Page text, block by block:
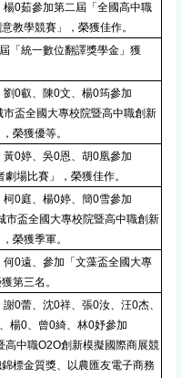
0茹參加第二屆「全國高中職
教學競賽」，榮獲佳作。
「統一數位翻譯獎學金」獲
0叡、陳0文、楊0筠參加
盃全國大專校院暨高中職創新
榮獲優等。
0婷、吳0恩、胡0凰參加
場比賽」，榮獲佳作。
0庭、楊0婷、簡0雪參加
市盃全國大專校院暨高中職創新
榮獲季軍。
0遠、參加「文藻盃全國大專
第三名。
0蕾、沈0祥、張0汝、汪0杰、
楊0、曾0綺、林0妤參加
高中職O2O創新模擬國際商展競
標金質獎、以農匯友電子商務